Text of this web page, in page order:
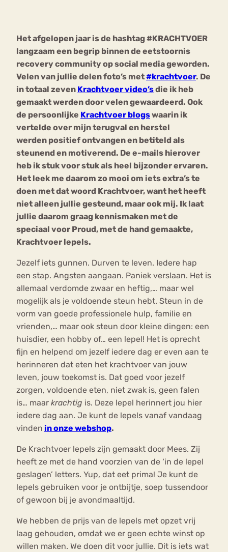
Het afgelopen jaar is de hashtag #KRACHTVOER
langzaam een begrip binnen de eetstoornis
recovery community op social media geworden.
Velen van jullie delen foto’s met#krachtvoer. De
in totaal zeven Krachtvoer video’sdie ik heb
gemaakt werden door velen gewaardeerd. Ook
de persoonlijke Krachtvoer blogswaarin ik
vertelde over mijn terugval en herstel
werden positief ontvangen en betiteld als
steunend en motiverend. De e-mails hierover
heb ik stuk voor stuk als heel bijzonder ervaren.
Het leek me daarom zo mooi om iets extra’s te
doen met dat woord Krachtvoer, want het heeft
niet alleen jullie gesteund, maar ook mij. Ik laat
jullie daarom graag kennismaken met de
speciaal voor Proud, met de hand gemaakte,
Krachtvoer lepels.
Jezelf iets gunnen. Durven te leven. Iedere hap
een stap. Angsten aangaan. Paniek verslaan. Het is
allemaal verdomde zwaar en heftig,… maar wel
mogelijk als je voldoende steun hebt. Steun in de
vorm van goede professionele hulp, familie en
vrienden,… maar ook steun door kleine dingen: een
huisdier, een hobby of… een lepel! Het is oprecht
fijn en helpend om jezelf iedere dag er even aan te
herinneren dat eten het krachtvoer van jouw
leven, jouw toekomst is. Dat goed voor jezelf
zorgen, voldoende eten, niet zwak is, geen falen
is… maar krachtig is. Deze lepel herinnert jou hier
iedere dag aan. Je kunt de lepels vanaf vandaag
vinden in onze webshop.
De Krachtvoer lepels zijn gemaakt door Mees. Zij
heeft ze met de hand voorzien van de ‘in de lepel
geslagen’ letters. Yup, dat eet prima! Je kunt de
lepels gebruiken voor je ontbijtje, soep tussendoor
of gewoon bij je avondmaaltijd.
We hebben de prijs van de lepels met opzet vrij
laag gehouden, omdat we er geen echte winst op
willen maken. We doen dit voor jullie. Dit is iets wat
Chat
Forum
mia
Nerv
osa
Eetstoornis Anorexia Nervosa
Eetbuien Piekeren Sport
Trauma
Orthorexia
Afvallen Angst